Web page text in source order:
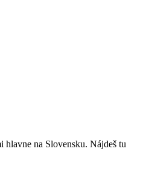
hlavne na Slovensku. Nájdeš tu